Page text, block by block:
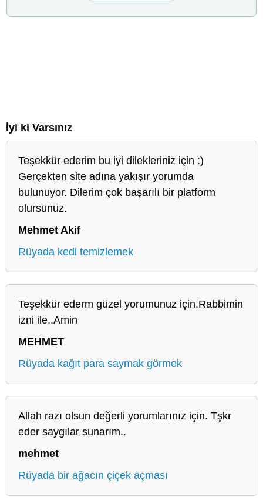
İyi ki Varsınız
Teşekkür ederim bu iyi dilekleriniz için :)
Gerçekten site adına yakışır yorumda
bulunuyor. Dilerim çok başarılı bir platform
olursunuz.
Mehmet Akif
Rüyada kedi temizlemek
Teşekkür ederm güzel yorumunuz için.Rabbimin
izni ile..Amin
MEHMET
Rüyada kağıt para saymak görmek
Allah razı olsun değerli yorumlarınız için. Tşkr
eder saygılar sunarım..
mehmet
Rüyada bir ağacın çiçek açması